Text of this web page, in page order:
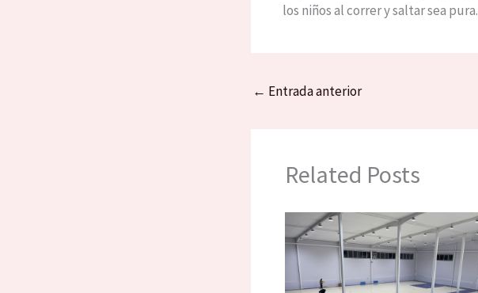
los niños al correr y saltar sea pura.
← Entrada anterior
Related Posts